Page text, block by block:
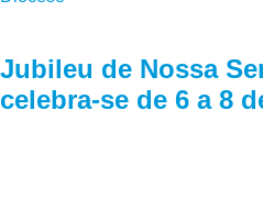
Jubileu de Nossa
celebra-se de 6 a 8